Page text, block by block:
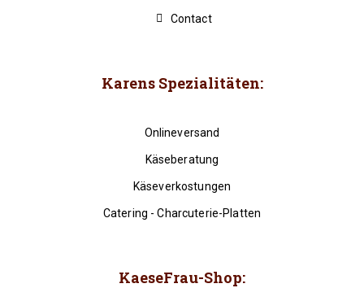
Contact
Karens Spezialitäten:
Onlineversand
Käseberatung
Käseverkostungen
Catering - Charcuterie-Platten
KaeseFrau-Shop: